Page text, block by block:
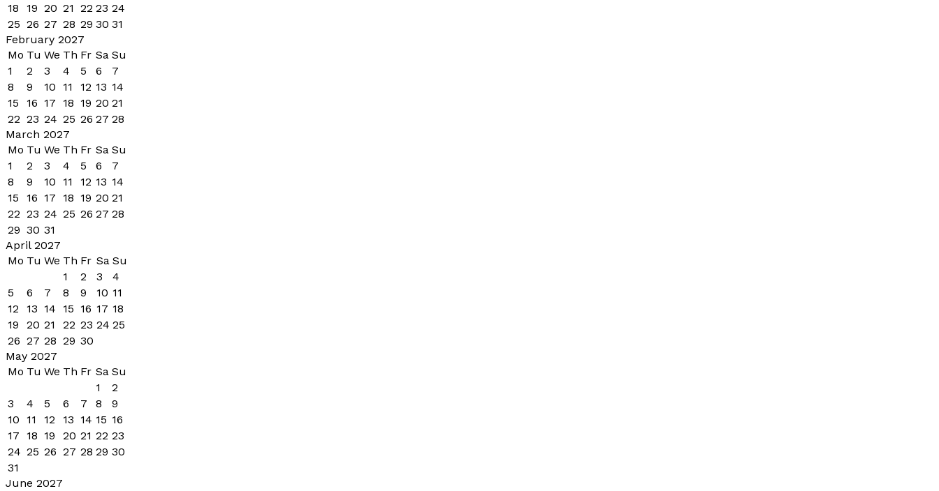
18
19 20 21 22 23 24
25 26 27 28 29 30 31
February 2027
Mo Tu We Th Fr Sa Su
1
2 3 4 5 6
7
8
9 10 11 12 13 14
15
16 17 18 19 20 21
22 23 24 25 26 27 28
March 2027
Mo Tu We Th Fr Sa Su
1
2 3 4 5 6
7
8
9 10 11 12 13 14
15
16 17 18 19 20 21
22 23 24 25 26 27 28
29 30 31
April 2027
Mo Tu We Th Fr Sa Su
1
2 3
4
5
6 7 8 9 10 11
12
13 14 15 16 17 18
19
20 21 22 23 24 25
26 27 28 29 30
May 2027
Mo Tu We Th Fr Sa Su
1
2
3
4 5 6 7 8
9
10
11 12 13 14 15 16
17
18 19 20 21 22 23
24 25 26 27 28 29 30
31
June 2027